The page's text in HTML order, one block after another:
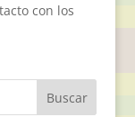
con los